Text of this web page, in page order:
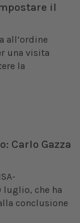
il
all’ordine
una visita
la
Carlo Gazza
luglio, che ha
conclusione